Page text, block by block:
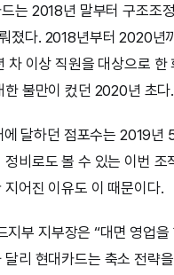
는 2018년 말부터 구조조
졌다. 2018년부터 2020년
차 이상 직원을 대상으로
한 불만이 컸던 2020년 초다.
달하던 점포수는 2019년
비로도 볼 수 있는 이번
어진 이유도 이 때문이다.
지부 지부장은 “대면 영업
리 현대카드는 축소 전략